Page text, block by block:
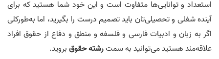
استعداد و توانایی‌ها متفاوت است و این خود شما هستید که برای
آینده‌ شغلی و تحصیلی‌تان باید تصمیم درست را بگیرید، اما به‌طورکلی
اگر به زبان و ادبیات فارسی و فلسفه و منطق و دفاع از حقوق افراد
علاقه‌مند هستید می‌توانید به سمترشته‌ حقوقبروید.